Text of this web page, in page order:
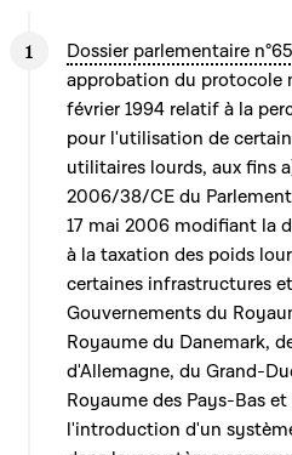
Dossier parlementaire
approbation du protocole
février 1994 relatif à la
pour l'utilisation de
utilitaires lourds, aux fins
2006/38/CE du
17 mai 2006 modifiant la
à la taxation des poids
certaines infrastructures
Gouvernements du
Royaume du Danemark,
d'Allemagne, du Grand-
Royaume des Pays-Bas
l'introduction d'un